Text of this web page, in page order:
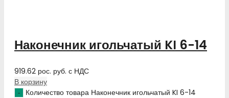
Наконечник игольчатый KI 6-14
919.62 рос. руб. с НДС
В корзину
Количество товара Наконечник игольчатый KI 6-14